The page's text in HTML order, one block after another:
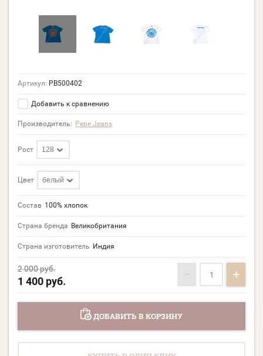
Артикул: PB500402
Добавить к сравнению
Производитель: Pepe Jeans
Рост 128
Цвет белый
Состав 100% хлопок
Страна бренда Великобритания
Страна изготовитель Индия
2 000руб.
1 400 руб. − +
ДОБАВИТЬ В КОРЗИНУ